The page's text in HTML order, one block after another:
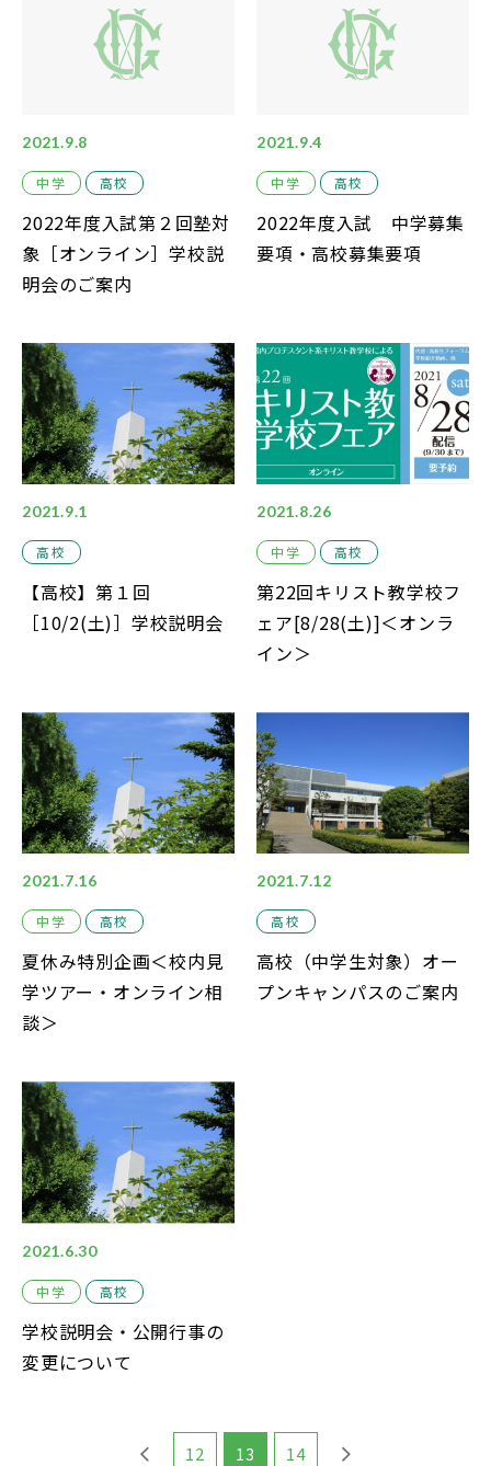
中学説明会 高校説明会
閉じる
2021.9.8
中学 高校
2022年度入試第２回塾対
象［オンライン］学校説
明会のご案内
2021.9.4
中学 高校
2022年度入試 中学募集
要項・高校募集要項
2021.9.1
高校
【高校】第１回
［10/2(土)］学校説明会
2021.8.26
中学 高校
第22回キリスト教学校フ
ェア[8/28(土)]＜オンラ
イン＞
2021.7.16
中学 高校
夏休み特別企画＜校内見
学ツアー・オンライン相
談＞
2021.7.12
高校
高校（中学生対象）オー
プンキャンパスのご案内
2021.6.30
中学 高校
学校説明会・公開行事の
変更について
12 13 14